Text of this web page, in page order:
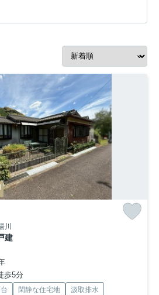
川
建
歩5分
閑静な住宅地 汲取排水